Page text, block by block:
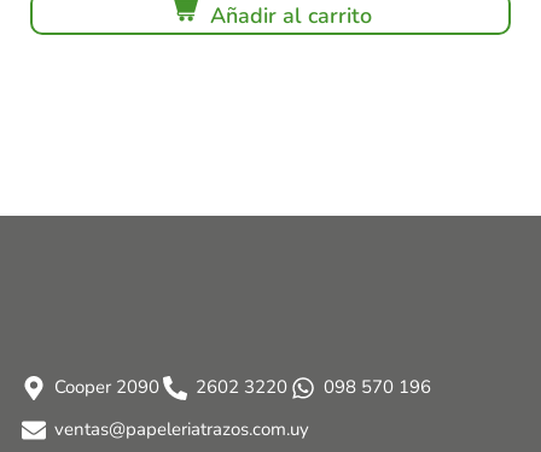
Añadir al carrito
Cooper 2090 2602 3220
098 570 196
ventas@papeleriatrazos.com.uy